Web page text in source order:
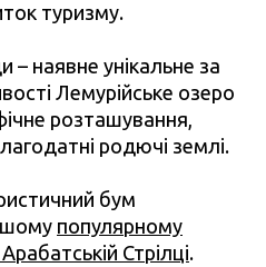
туризму.
– наявне унікальне за
Лемурійське озеро
розташування,
родючі землі.
бум
популярному
Стрілці.